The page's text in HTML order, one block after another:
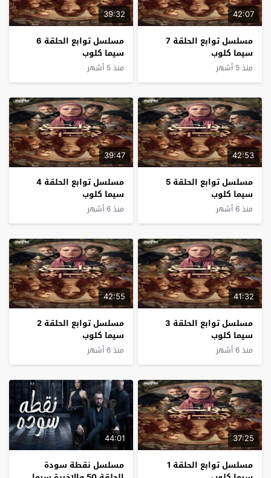
42:07
مسلسل توابع الحلقة 7
سيما كلوب
منذ 5 أشهر
39:32
مسلسل توابع الحلقة 6
سيما كلوب
منذ 5 أشهر
42:53
مسلسل توابع الحلقة 5
سيما كلوب
منذ 6 أشهر
39:47
مسلسل توابع الحلقة 4
سيما كلوب
منذ 6 أشهر
41:32
مسلسل توابع الحلقة 3
سيما كلوب
منذ 6 أشهر
42:55
مسلسل توابع الحلقة 2
سيما كلوب
منذ 6 أشهر
37:25
مسلسل توابع الحلقة 1
44:01
مسلسل نقطة سودة